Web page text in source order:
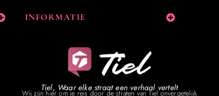
INFORMATIE
Tiel, Waar elke straat een verhaal vertelt
Wij zijn hier om je reis door de straten van Tiel onvergetelijk